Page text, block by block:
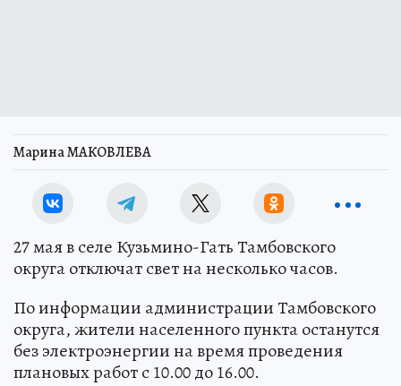
Марина МАКОВЛЕВА
27 мая в селе Кузьмино-Гать Тамбовского
округа отключат свет на несколько часов.
По информации администрации Тамбовского
округа, жители населенного пункта останутся
без электроэнергии на время проведения
плановых работ с 10.00 до 16.00.